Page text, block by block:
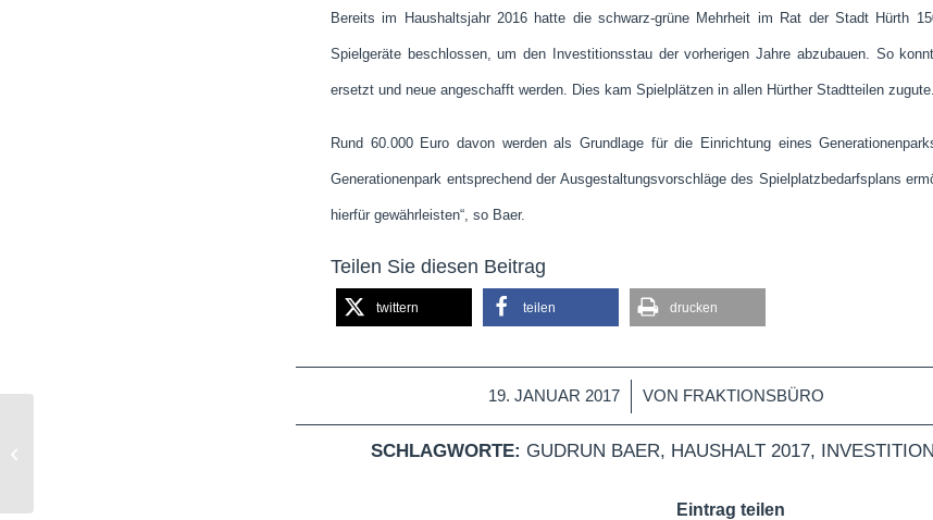
Bereits im Haushaltsjahr 2016 hatte die schwarz-grüne Mehrheit im Rat der Stadt Hürth
Spielgeräte beschlossen, um den Investitionsstau der vorherigen Jahre abzubauen. So
ersetzt und neue angeschafft werden. Dies kam Spielplätzen in allen Hürther Stadtteilen zugute.
Rund 60.000 Euro davon werden als Grundlage für die Einrichtung eines
Generationenpark entsprechend der Ausgestaltungsvorschläge des Spielplatzbedarfsplans
hierfür gewährleisten“, so Baer.
Teilen Sie diesen Beitrag
twittern teilen drucken
19. JANUAR 2017
/ VON FRAKTIONSBÜRO
SCHLAGWORTE: GUDRUN BAER, HAUSHALT 2017,
Eintrag teilen